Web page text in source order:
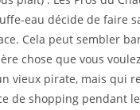
eau décide de faire
Cela peut sembler
chose que vous
vieux pirate, mais qui
de shopping pendant